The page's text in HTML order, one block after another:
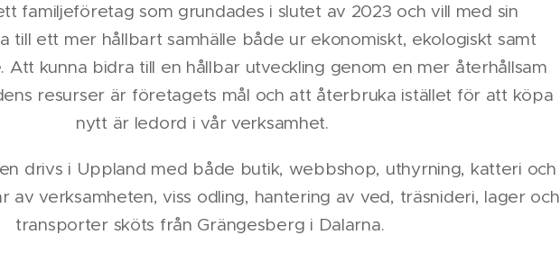
familjeföretag som grundades i slutet av 2023 och vill med sin
till ett mer hållbart samhälle både ur ekonomiskt, ekologiskt samt
Att kunna bidra till en hållbar utveckling genom en mer återhållsam
resurser är företagets mål och att återbruka istället för att köpa
nytt är ledord i vår verksamhet.
drivs i Uppland med både butik, webbshop, uthyrning, katteri och
av verksamheten, viss odling, hantering av ved, träsnideri, lager och
transporter sköts från Grängesberg i Dalarna.